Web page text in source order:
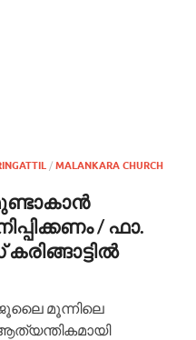
/ MALANKARA CHURCH
/ ഫാ.
ജൂലൈ മൂന്നിലെ